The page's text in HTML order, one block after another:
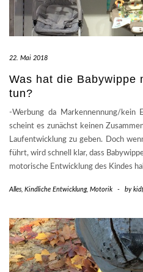
22. Mai 2018
Was hat die Babywippe
tun?
-Werbung da Markennennung/kein
scheint es zunächst keinen
Laufentwicklung zu geben. Doch
führt, wird schnell klar, dass
motorische Entwicklung des Kindes
Alles, Kindliche Entwicklung, Motorik - by